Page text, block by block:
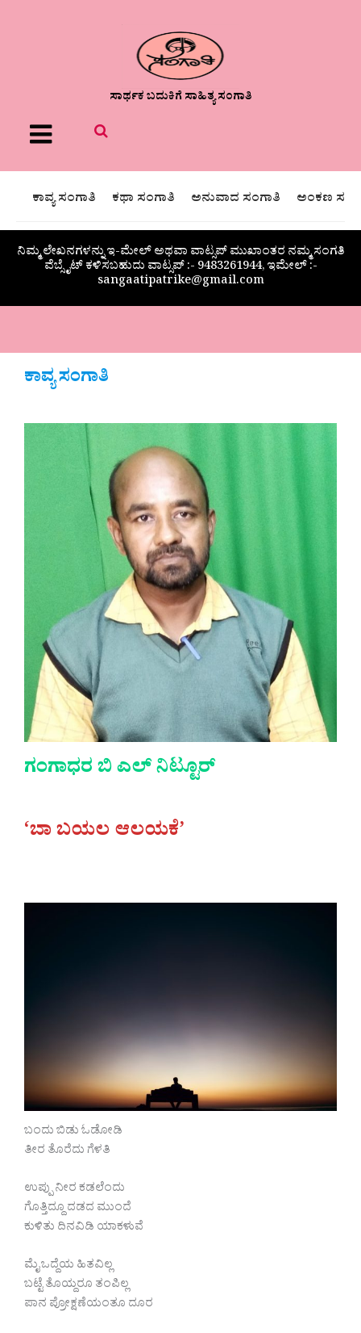
ಸಾರ್ಥಕ ಬದುಕಿಗೆ ಸಾಹಿತ್ಯ ಸಂಗಾತಿ
Menu
ಕಾವ್ಯ ಸಂಗಾತಿ ಕಥಾ ಸಂಗಾತಿ ಅನುವಾದ ಸಂಗಾತಿ ಅಂಕಣ
ನಿಮ್ಮ ಲೇಖನಗಳನ್ನು ಇ-ಮೇಲ್ ಅಥವಾ ವಾಟ್ಸಪ್ ಮುಖಾಂತರ ನಮ್ಮ ಸಂಗತಿ
ವೆಬ್ಸೈಟ್ ಕಳಿಸಬಹುದು ವಾಟ್ಸಪ್‌ :- 9483261944, ಇಮೇಲ್ :-
sangaatipatrike@gmail.com
ಕಾವ್ಯ ಸಂಗಾತಿ
ಗಂಗಾಧರ ಬಿ ಎಲ್ ನಿಟ್ಟೂರ್
‘ಬಾ ಬಯಲ ಆಲಯಕೆ’
ಬಂದು ಬಿಡು ಓಡೋಡಿ
ತೀರ ತೊರೆದು ಗೆಳತಿ
ಉಪ್ಪು ನೀರ ಕಡಲೆಂದು
ಗೊತ್ತಿದ್ದೂ ದಡದ ಮುಂದೆ
ಕುಳಿತು ದಿನವಿಡಿ ಯಾಕಳುವೆ
ಮೈ ಒದ್ದೆಯ ಹಿತವಿಲ್ಲ
ಬಟ್ಟೆ ತೊಯ್ದರೂ ತಂಪಿಲ್ಲ
ಪಾನ ಪ್ರೋಕ್ಷಣೆಯಂತೂ ದೂರ